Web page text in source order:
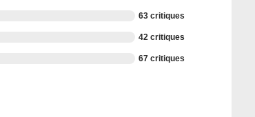
63 critiques
42 critiques
67 critiques